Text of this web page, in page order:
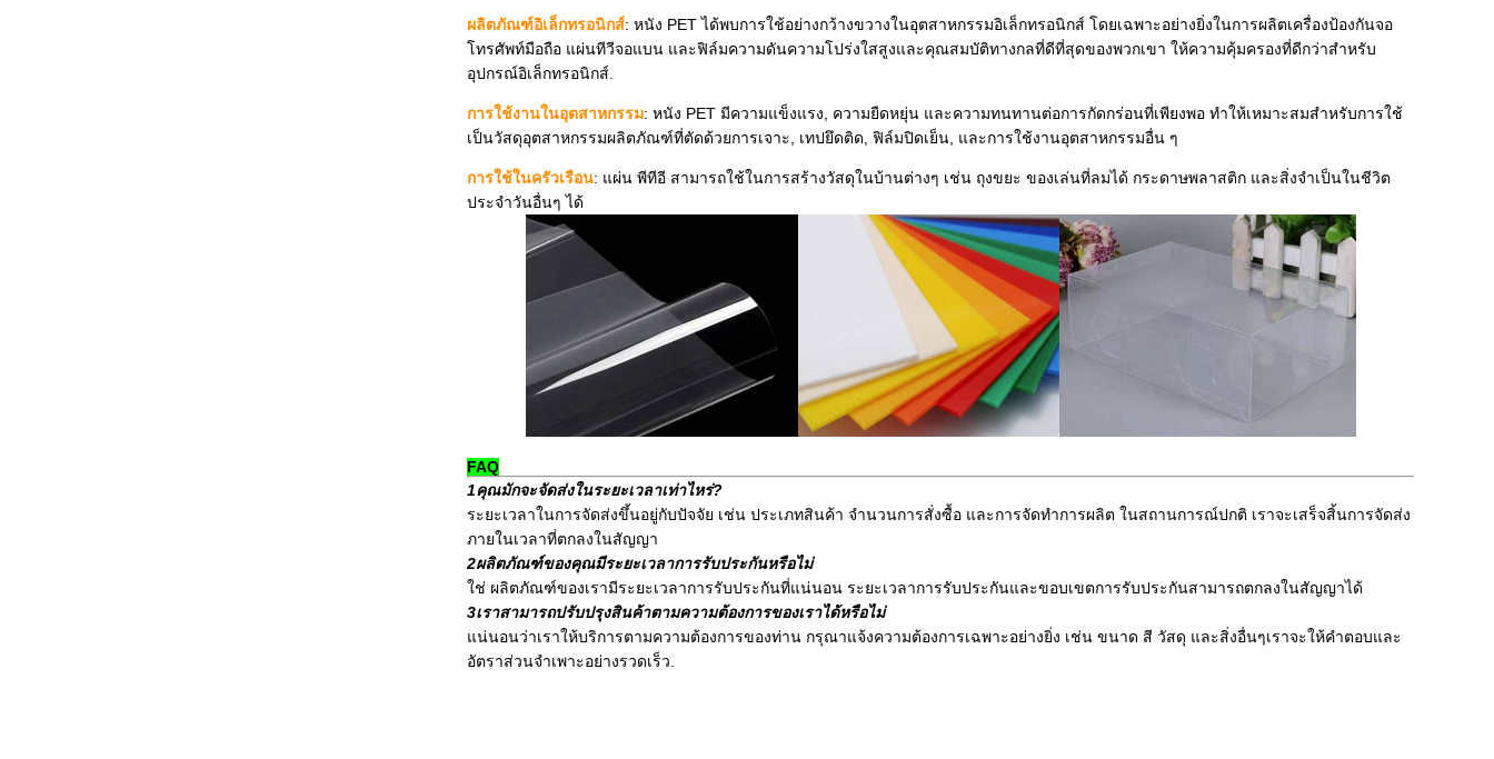
ผลิตภัณฑ์อิเล็กทรอนิกส์: หนัง PET ได้พบการใช้อย่างกว้างขวางในอุตสาหกรรมอิเล็กทรอนิกส์ โดยเฉพาะอย่างยิ่งในการผลิตเครื่องป้องกันจอ
โทรศัพท์มือถือ แผ่นทีวีจอแบน และฟิล์มความดันความโปร่งใสสูงและคุณสมบัติทางกลที่ดีที่สุดของพวกเขา ให้ความคุ้มครองที่ดีกว่าสําหรับ
อุปกรณ์อิเล็กทรอนิกส์.
การใช้งานในอุตสาหกรรม: หนัง PET มีความแข็งแรง, ความยืดหยุ่น และความทนทานต่อการกัดกร่อนที่เพียงพอ ทําให้เหมาะสมสําหรับการใช้
เป็นวัสดุอุตสาหกรรมผลิตภัณฑ์ที่ตัดด้วยการเจาะ, เทปยึดติด, ฟิล์มปิดเย็น, และการใช้งานอุตสาหกรรมอื่น ๆ
การใช้ในครัวเรือน: แผ่น พีทีอี สามารถใช้ในการสร้างวัสดุในบ้านต่างๆ เช่น ถุงขยะ ของเล่นที่ลมได้ กระดาษพลาสติก และสิ่งจําเป็นในชีวิต
ประจําวันอื่นๆ ได้
FAQ
1คุณมักจะจัดส่งในระยะเวลาเท่าไหร่?
ระยะเวลาในการจัดส่งขึ้นอยู่กับปัจจัย เช่น ประเภทสินค้า จํานวนการสั่งซื้อ และการจัดทําการผลิต ในสถานการณ์ปกติ เราจะเสร็จสิ้นการจัดส่ง
ภายในเวลาที่ตกลงในสัญญา
2ผลิตภัณฑ์ของคุณมีระยะเวลาการรับประกันหรือไม่
ใช่ ผลิตภัณฑ์ของเรามีระยะเวลาการรับประกันที่แน่นอน ระยะเวลาการรับประกันและขอบเขตการรับประกันสามารถตกลงในสัญญาได้
3เราสามารถปรับปรุงสินค้าตามความต้องการของเราได้หรือไม่
แน่นอนว่าเราให้บริการตามความต้องการของท่าน กรุณาแจ้งความต้องการเฉพาะอย่างยิ่ง เช่น ขนาด สี วัสดุ และสิ่งอื่นๆเราจะให้คําตอบและ
อัตราส่วนจําเพาะอย่างรวดเร็ว.